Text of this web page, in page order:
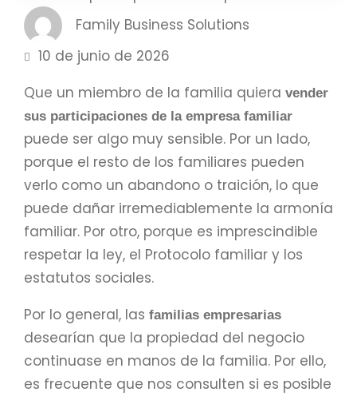
Family Business Solutions
10 de junio de 2026
Que un miembro de la familia quiera vender
sus participaciones de la empresa familiar
puede ser algo muy sensible. Por un lado,
porque el resto de los familiares pueden
verlo como un abandono o traición, lo que
puede dañar irremediablemente la armonía
familiar. Por otro, porque es imprescindible
respetar la ley, el Protocolo familiar y los
estatutos sociales.
Por lo general, las familias empresarias
desearían que la propiedad del negocio
continuase en manos de la familia. Por ello,
es frecuente que nos consulten si es posible